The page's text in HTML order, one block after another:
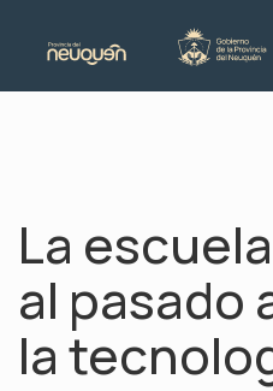
La
al pasado
la